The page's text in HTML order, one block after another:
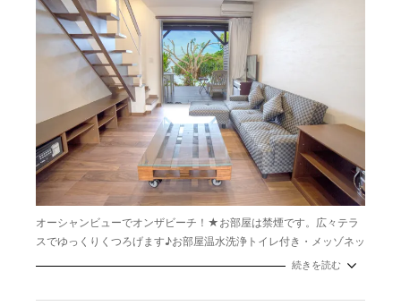
オーシャンビューでオンザビーチ！★お部屋は禁煙です。広々テラ
スでゆっくりくつろげます♪お部屋温水洗浄トイレ付き・メッゾネッ
定員：2～4名
続きを読む